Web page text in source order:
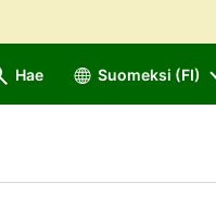
Hae Suomeksi (FI)